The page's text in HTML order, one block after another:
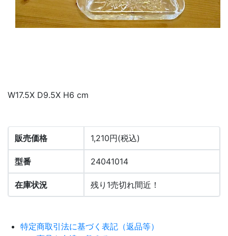
W17.5X D9.5X H6 cm
販売価格 1,210円(税込)
型番 24041014
在庫状況 残り1売切れ間近！
特定商取引法に基づく表記（返品等）